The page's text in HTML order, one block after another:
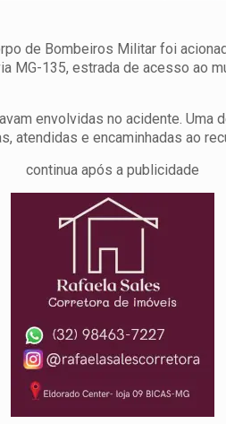
de Bombeiros Militar foi
MG-135, estrada de acesso ao
envolvidas no acidente. Uma
atendidas e encaminhadas ao
continua após a publicidade